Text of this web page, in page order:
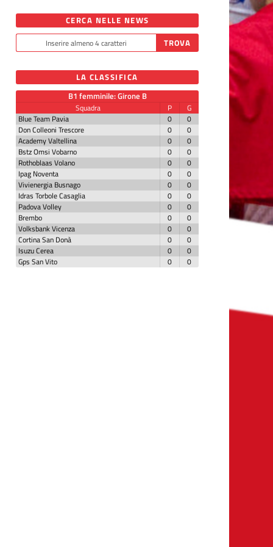
CERCA NELLE NEWS
LA CLASSIFICA
B1 femminile: Girone B
Squadra P
G
Blue Team Pavia
0
0
Don Colleoni Trescore
0
0
Academy Valtellina
0
0
Bstz Omsi Vobarno
0
0
Rothoblaas Volano
0
0
Ipag Noventa
0
0
Vivienergia Busnago
0
0
Idras Torbole Casaglia
0
0
Padova Volley
0
0
Brembo
0
0
Volksbank Vicenza
0
0
Cortina San Donà
0
0
Isuzu Cerea
0
0
Gps San Vito
0 0